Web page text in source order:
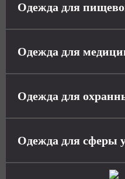
Одежда для
Одежда для
Одежда для
Одежда для сферы